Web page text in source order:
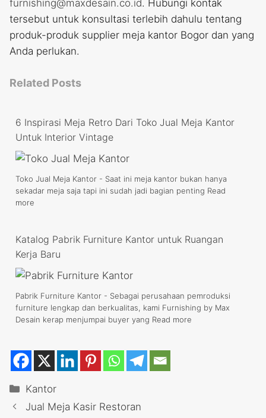
furnishing@maxdesain.co.id. Hubungi kontak
tersebut untuk konsultasi terlebih dahulu tentang
produk-produk supplier meja kantor Bogor dan yang
Anda perlukan.
Related Posts
6 Inspirasi Meja Retro Dari Toko Jual Meja Kantor
Untuk Interior Vintage
Toko Jual Meja Kantor - Saat ini meja kantor bukan hanya
sekadar meja saja tapi ini sudah jadi bagian penting Read
more
Katalog Pabrik Furniture Kantor untuk Ruangan
Kerja Baru
Pabrik Furniture Kantor - Sebagai perusahaan pemroduksi
furniture lengkap dan berkualitas, kami Furnishing by Max
Desain kerap menjumpai buyer yang Read more
Categories
Kantor
Jual Meja Kasir Restoran